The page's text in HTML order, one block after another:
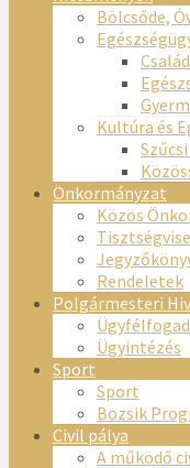
Bölcsőde,
Kultúra és
Önkormányzat
Közös
Rendeletek
Polgármesteri
Ügyintézés
Sport
Sport
Bozsik
Civil pálya
A működő